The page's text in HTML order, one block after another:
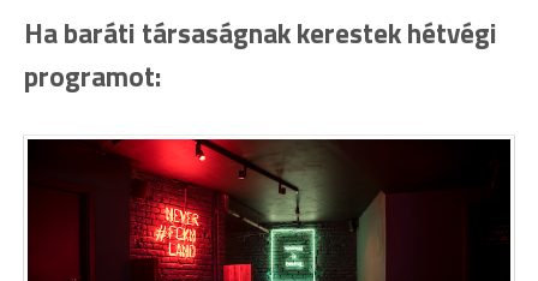
Ha baráti társaságnak kerestek hétvégi
programot: